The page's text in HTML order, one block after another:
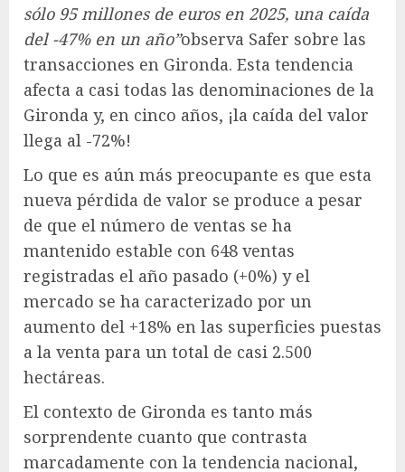
sólo 95 millones de euros en 2025, una caída
del -47% en un año”observa Safer sobre las
transacciones en Gironda. Esta tendencia
afecta a casi todas las denominaciones de la
Gironda y, en cinco años, ¡la caída del valor
llega al -72%!
Lo que es aún más preocupante es que esta
nueva pérdida de valor se produce a pesar
de que el número de ventas se ha
mantenido estable con 648 ventas
registradas el año pasado (+0%) y el
mercado se ha caracterizado por un
aumento del +18% en las superficies puestas
a la venta para un total de casi 2.500
hectáreas.
El contexto de Gironda es tanto más
sorprendente cuanto que contrasta
marcadamente con la tendencia nacional,